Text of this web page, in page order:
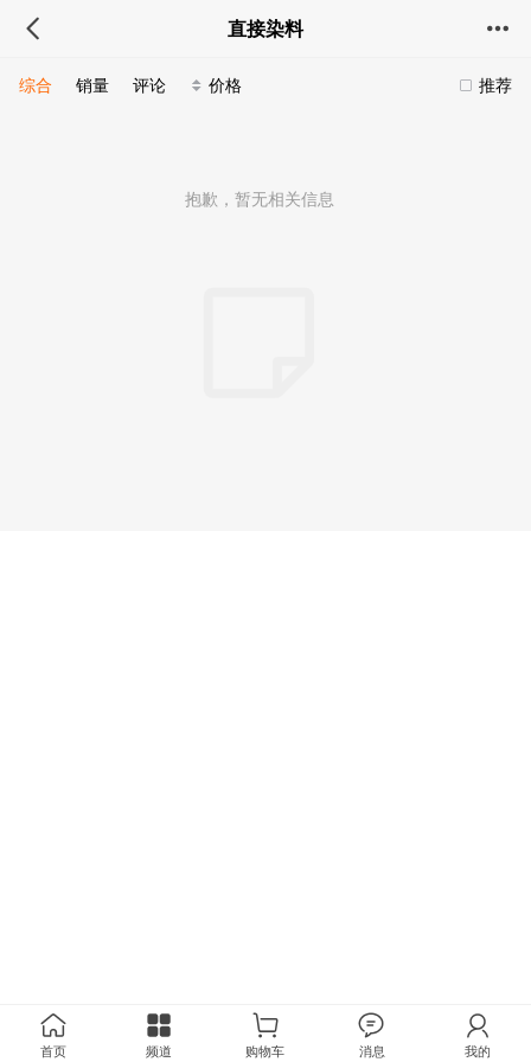
直接染料
推荐
综合 销量 评论 价格
抱歉，暂无相关信息
首页 频道 购物车 消息 我的